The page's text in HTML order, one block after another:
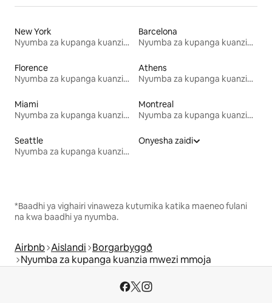
New York
Nyumba za kupanga kuanzia mwezi mmoja
Barcelona
Nyumba za kupanga kuanzia mwezi mmoja
Florence
Nyumba za kupanga kuanzia mwezi mmoja
Athens
Nyumba za kupanga kuanzia mwezi mmoja
Miami
Nyumba za kupanga kuanzia mwezi mmoja
Montreal
Nyumba za kupanga kuanzia mwezi mmoja
Seattle
Nyumba za kupanga kuanzia mwezi mmoja
Onyesha zaidi
*Baadhi ya vighairi vinaweza kutumika katika maeneo fulani
na kwa baadhi ya nyumba.
Airbnb Aislandi Borgarbyggð
Nyumba za kupanga kuanzia mwezi mmoja